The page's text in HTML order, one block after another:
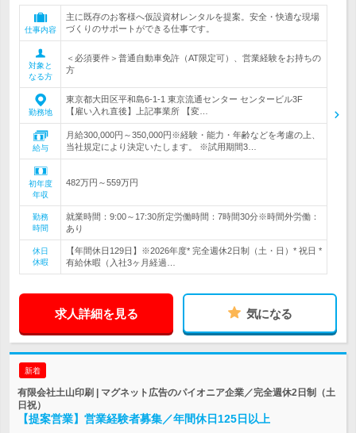
仕事内容
主に既存のお客様へ仮設資材レンタルを提案。安全・快適な現場
づくりのサポートができる仕事です。
対象と
なる方
＜必須要件＞普通自動車免許（AT限定可）、営業経験をお持ちの
方
勤務地
東京都大田区平和島6-1-1 東京流通センター センタービル3F
【雇い入れ直後】上記事業所 【変…
給与
月給300,000円～350,000円※経験・能力・年齢などを考慮の上、
当社規定により決定いたします。 ※試用期間3…
初年度
年収
482万円～559万円
勤務
時間
就業時間：9:00～17:30所定労働時間：7時間30分※時間外労働：
あり
休日
休暇
【年間休日129日】※2026年度* 完全週休2日制（土・日）* 祝日 *
有給休暇（入社3ヶ月経過…
求人詳細を見る 気になる
新着
有限会社土山印刷 | マグネット広告のパイオニア企業／完全週休2日制（土
日祝）
【提案営業】営業経験者募集／年間休日125日以上